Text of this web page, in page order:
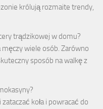
królują rozmaite trendy,
trądzikowej w domu?
wiele osób. Zarówno
sposób na walkę z
koła i powracać do